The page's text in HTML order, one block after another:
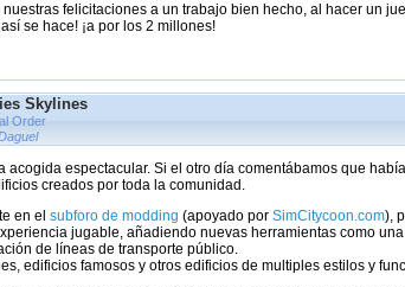
felicitaciones a un trabajo bien hecho, al hacer un
se hace! ¡a por los 2 millones!
Skylines
Order
acogida espectacular. Si el otro día comentábamos que
creados por toda la comunidad.
en elsubforo de modding (apoyado porSimCitycoon.com),
jugable, añadiendo nuevas herramientas como
de líneas de transporte público.
edificios famosos y otros edificios de multiples estilos y